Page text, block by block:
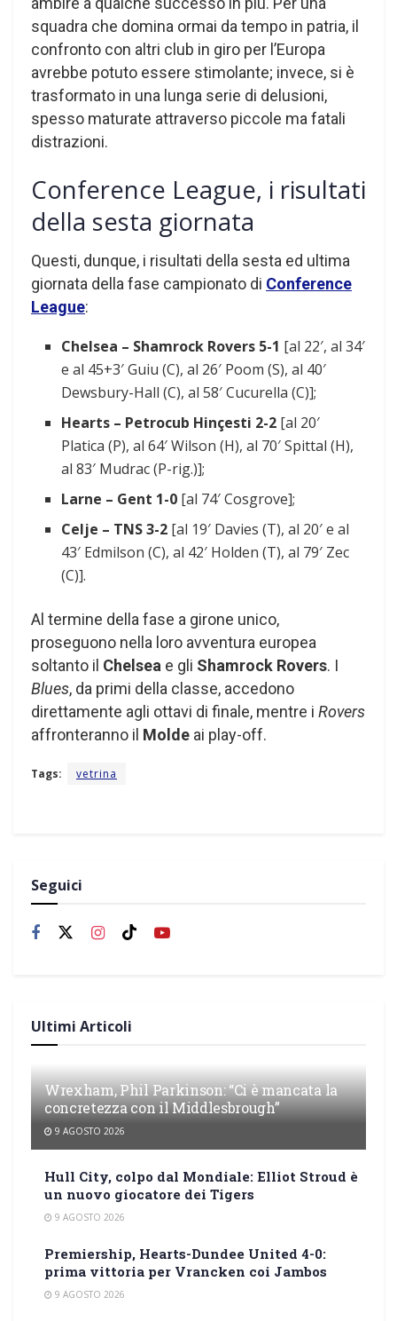
squadra che domina ormai da tempo in patria, il
confronto con altri club in giro per l’Europa
avrebbe potuto essere stimolante; invece, si è
trasformato in una lunga serie di delusioni,
spesso maturate attraverso piccole ma fatali
distrazioni.
Conference League, i risultati
della sesta giornata
Questi, dunque, i risultati della sesta ed ultima
giornata della fase campionato di Conference
League:
Chelsea – Shamrock Rovers 5-1 [al 22′, al 34′
e al 45+3′ Guiu (C), al 26′ Poom (S), al 40′
Dewsbury-Hall (C), al 58′ Cucurella (C)];
Hearts – Petrocub Hinçesti 2-2 [al 20′
Platica (P), al 64′ Wilson (H), al 70′ Spittal (H),
al 83′ Mudrac (P-rig.)];
Larne – Gent 1-0 [al 74′ Cosgrove];
Celje – TNS 3-2 [al 19′ Davies (T), al 20′ e al
43′ Edmilson (C), al 42′ Holden (T), al 79′ Zec
(C)].
Al termine della fase a girone unico,
proseguono nella loro avventura europea
soltanto il Chelsea e gli Shamrock Rovers. I
Blues, da primi della classe, accedono
direttamente agli ottavi di finale, mentre i Rovers
affronteranno il Molde ai play-off.
Tags: vetrina
Seguici
Ultimi Articoli
Wrexham, Phil Parkinson: “Ci è mancata la
concretezza con il Middlesbrough”
9 AGOSTO 2026
Hull City, colpo dal Mondiale: Elliot Stroud è
un nuovo giocatore dei Tigers
9 AGOSTO 2026
Premiership, Hearts-Dundee United 4-0:
prima vittoria per Vrancken coi Jambos
9 AGOSTO 2026